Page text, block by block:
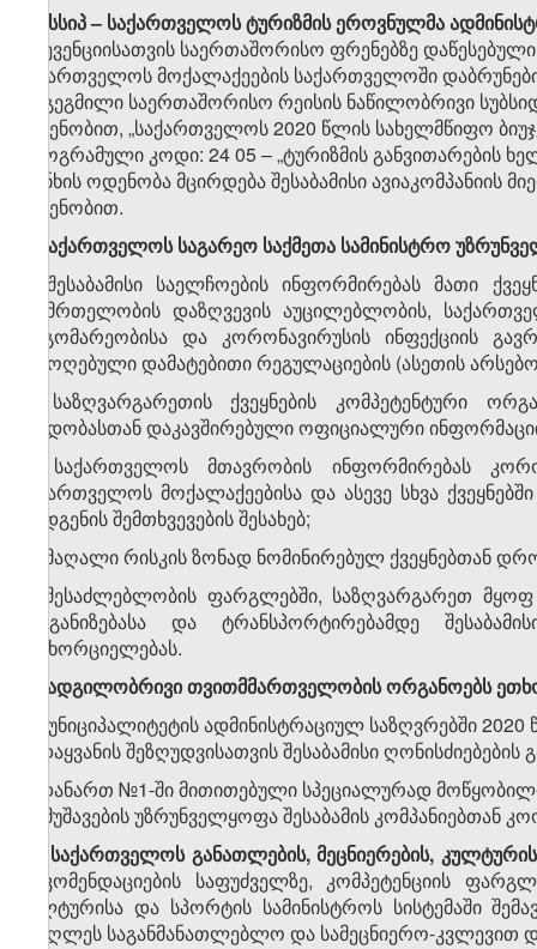
) სსიპ – საქართველოს ტურიზმის ეროვნულმა
პრევენციისათვის საერთაშორისო ფრენებზე
საქართველოს მოქალაქეების საქართველოში
დაგეგმილი საერთაშორისო რეისის ნაწილობრივი
ოდენობით, „საქართველოს 2020 წლის სახელმწიფო
პროგრამული კოდი: 24 05 – „ტურიზმის განვითარების
თანხის ოდენობა მცირდება შესაბამისი
ოდენობით.
9. საქართველოს საგარეო საქმეთა სამინისტრო
ა) შესაბამისი საელჩოების ინფორმირებას მათი
ჯანმრთელობის დაზღვევის აუცილებლობის,
მდგომარეობისა და კორონავირუსის ინფექციის
შემოღებული დამატებითი რეგულაციების (ასეთის
ბ) საზღვარგარეთის ქვეყნების კომპეტენტური
ავადობასთან დაკავშირებული ოფიციალური
გ) საქართველოს მთავრობის ინფორმირებას
საქართველოს მოქალაქეებისა და ასევე სხვა
დადგენის შემთხვევების შესახებ;
დ) მაღალი რისკის ზონად ნომინირებულ ქვეყნებთან
ე) შესაძლებლობის ფარგლებში, საზღვარგარეთ
ორგანიზებასა და ტრანსპორტირებამდე
განხორციელებას.
ადგილობრივი თვითმმართველობის ორგანოებს
ა) მუნიციპალიტეტის ადმინისტრაციულ საზღვრებში
გადაყვანის შეზღუდვისათვის შესაბამისი
ბ) დანართ №1-ში მითითებული სპეციალურად
დამუშავების უზრუნველყოფა შესაბამის კომპანიებთან
10. საქართველოს განათლების, მეცნიერების,
რეკომენდაციების საფუძველზე, კომპეტენციის
კულტურისა და სპორტის სამინისტროს სისტემაში
უმაღლეს საგანმანათლებლო და სამეცნიერო-კვლევით